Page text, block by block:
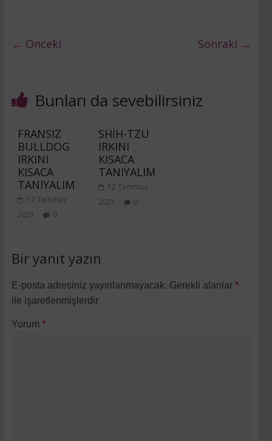
← Önceki Sonraki →
Bunları da sevebilirsiniz
FRANSIZ
BULLDOG
IRKINI
KISACA
TANIYALIM
12 Temmuz
2021
0
SHİH-TZU
IRKINI
KISACA
TANIYALIM
12 Temmuz
2021
0
Bir yanıt yazın
E-posta adresiniz yayınlanmayacak. Gerekli alanlar*
ile işaretlenmişlerdir
Yorum*